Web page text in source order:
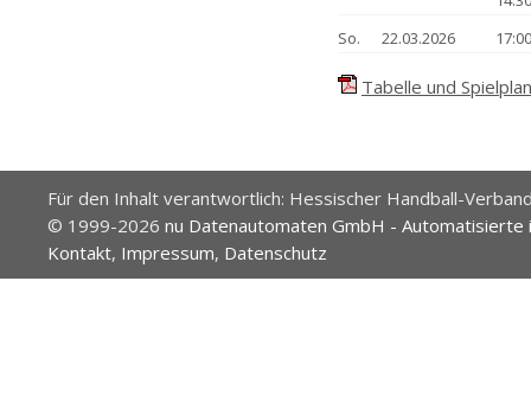
So.
22.03.2026
Tabelle und
Für den Inhalt verantwortlich: Hessischer Handball-
© 1999-2026 nu Datenautomaten GmbH -
Kontakt, Impressum, Datenschutz